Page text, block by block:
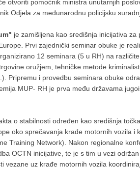
otvoriti pomoćnik ministra unutarnjih
Odjela za međunarodnu policijsku
je zamišljena kao središnja inicijativa
Prvi zajednički seminar obuke je
12 seminara (5 u RH) na
oružjem, tehničke metode
Pripremu i provedbu seminara obuke
MUP- RH je prva među državama
o stabilnosti određen kao središnja
oko sprečavanja krađe motornih vozila i
Training Network). Nakon regionalne
OCTN inicijative, te je s tim u vezi
vezane uz krađe motornih vozila